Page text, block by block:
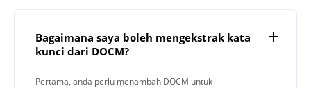
Bagaimana saya boleh mengekstrak kata
kunci dari DOCM?
Pertama, anda perlu menambah DOCM untuk